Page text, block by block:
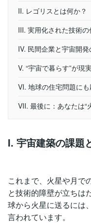
II. レゴリスとは何か？
III. 実用化された技術の
IV. 民間企業と宇宙開発
V. “宇宙で暮らす”が現
VI. 地球の住宅問題にも
VII. 最後に：あなたは“
I. 宇宙建築の課題
これまで、火星や月で
と技術的障壁が立ちは
球から火星に送るには
言われています。